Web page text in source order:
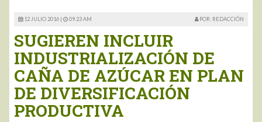
12 JULIO 2016 | 09:23 AM POR: REDACCIÓN
SUGIEREN INCLUIR
INDUSTRIALIZACIÓN DE
CAÑA DE AZÚCAR EN PLAN
DE DIVERSIFICACIÓN
PRODUCTIVA